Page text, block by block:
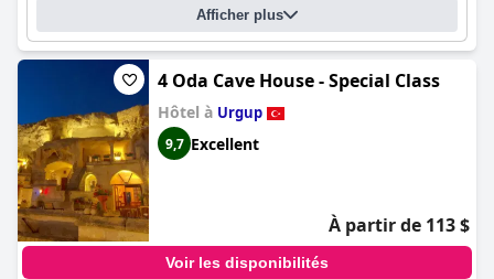
Afficher plus
4 Oda Cave House - Special Class
Hôtel à Urgup
9,7 Excellent
À partir de 113 $
Voir les disponibilités